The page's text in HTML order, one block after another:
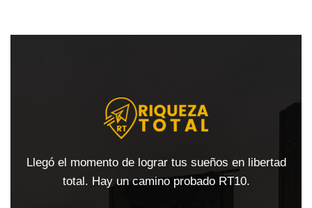
Llegó el momento de lograr tus sueños en libertad
total. Hay un camino probado RT10.